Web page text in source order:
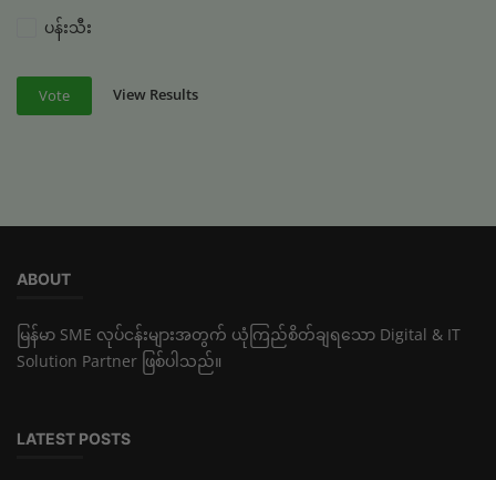
ပန်းသီး
Vote View Results
ABOUT
မြန်မာ SME လုပ်ငန်းများအတွက် ယုံကြည်စိတ်ချရသော Digital & IT
Solution Partner ဖြစ်ပါသည်။
LATEST POSTS